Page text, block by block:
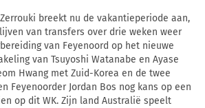
breekt nu de vakantieperiode aan,
van transfers over drie weken weer
van Feyenoord op het nieuwe
van Tsuyoshi Watanabe en Ayase
Hwang met Zuid-Korea en de twee
Feyenoorder Jordan Bos nog kans op een
op dit WK. Zijn land Australië speelt